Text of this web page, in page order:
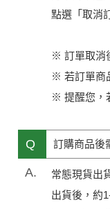
點選「取消
※ 訂單取消
※ 若訂單商
※ 提醒您，
Q 訂購商品後
A.
常態現貨出
出貨後，約